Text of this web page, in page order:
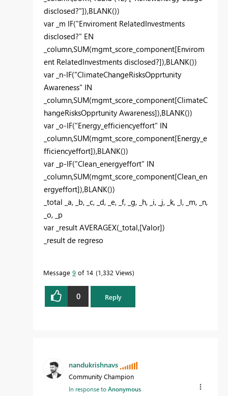
disclosed?"]),BLANK())
var _m IF("Enviroment RelatedInvestments
disclosed?" EN
_column,SUM(mgmt_score_component[Envirom
ent RelatedInvestments disclosed?]),BLANK())
var _n-IF("ClimateChangeRisksOpprtunity
Awareness" IN
_column,SUM(mgmt_score_component[ClimateC
hangeRisksOpprtunity Awareness]),BLANK())
var _o-IF("Energy_efficiencyeffort" IN
_column,SUM(mgmt_score_component[Energy_e
fficiencyeffort]),BLANK())
var _p-IF("Clean_energyeffort" IN
_column,SUM(mgmt_score_component[Clean_en
ergyeffort]),BLANK())
_total _a, _b, _c, _d, _e, _f, _g, _h, _i, _j, _k, _l, _m, _n,
_o, _p
var _result AVERAGEX(_total,[Valor])
_result de regreso
Message 9 of 14 1,332 Views
0 Reply
nandukrishnavs
Community Champion
In response toAnonymous